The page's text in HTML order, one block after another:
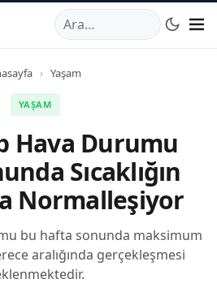
34520TRTelefon:0850
› Yaşam
YAŞAM
Hava Durumu
Sıcaklığın
Normalleşiyor
bu hafta sonunda maksimum
aralığında gerçekleşmesi